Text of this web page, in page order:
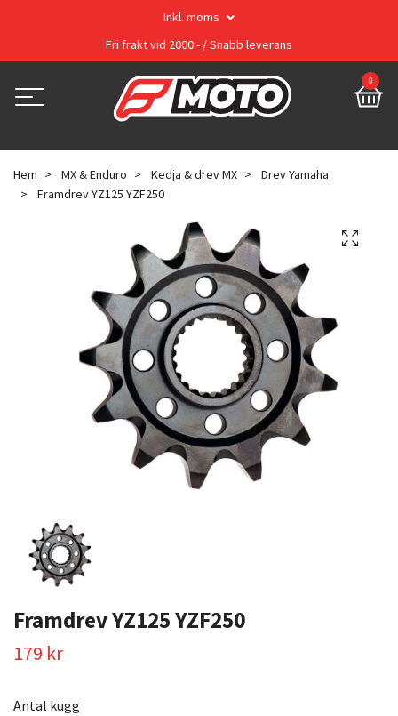
Inkl. moms
Fri frakt vid 2000:- / Snabb leverans
0
Hem MX & Enduro Kedja & drev MX
Drev Yamaha
Framdrev YZ125 YZF250
Framdrev YZ125 YZF250
179 kr
Antal kugg